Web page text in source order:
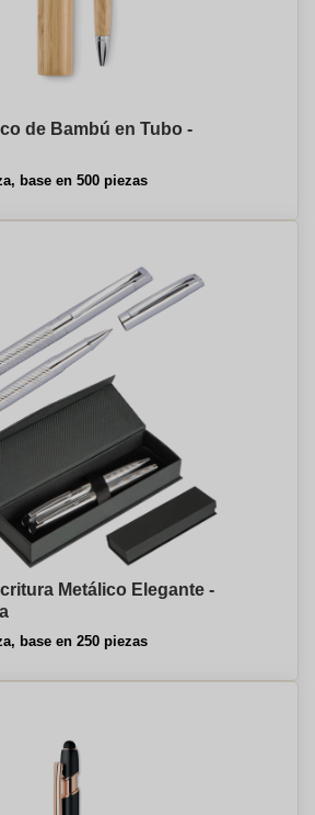
de Bambú en Tubo -
base en 500 piezas
Metálico Elegante -
base en 250 piezas